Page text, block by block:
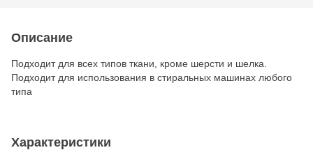
Описание
Подходит для всех типов ткани, кроме шерсти и шелка.
Подходит для использования в стиральных машинах любого
типа
Характеристики